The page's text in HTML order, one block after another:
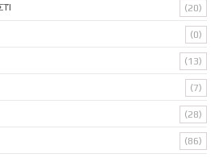
(20)
(0)
(13)
(7)
(28)
(86)